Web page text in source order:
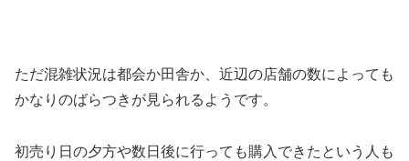
ただ混雑状況は都会か田舎か、近辺の店舗の数によっても
かなりのばらつきが見られるようです。
初売り日の夕方や数日後に行っても購入できたという人も